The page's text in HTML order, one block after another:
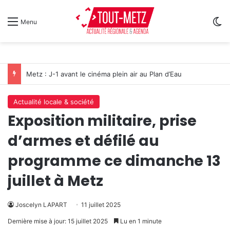
Menu
Metz : J-1 avant le cinéma plein air au Plan d’Eau
Actualité locale & société
Exposition militaire, prise
d’armes et défilé au
programme ce dimanche 13
juillet à Metz
Joscelyn LAPART 11 juillet 2025
Dernière mise à jour: 15 juillet 2025 Lu en 1 minute